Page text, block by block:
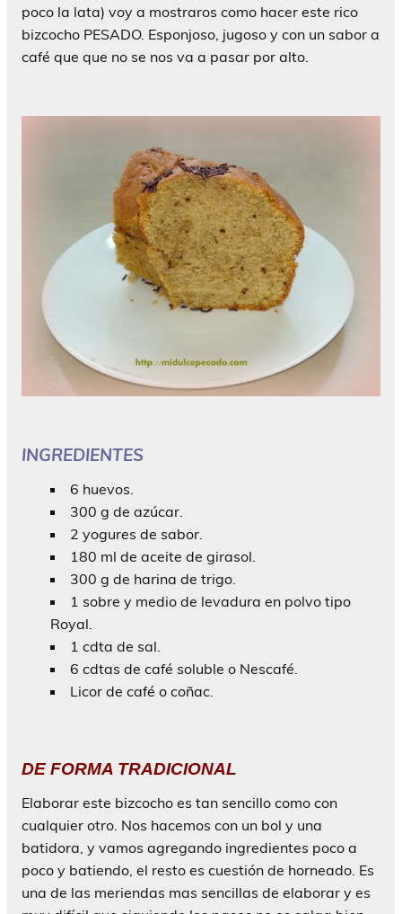
poco la lata) voy a mostraros como hacer este rico
bizcocho PESADO. Esponjoso, jugoso y con un sabor a
café que que no se nos va a pasar por alto.
INGREDIENTES
6 huevos.
300 g de azúcar.
2 yogures de sabor.
180 ml de aceite de girasol.
300 g de harina de trigo.
1 sobre y medio de levadura en polvo tipo
Royal.
1 cdta de sal.
6 cdtas de café soluble o Nescafé.
Licor de café o coñac.
DE FORMA TRADICIONAL
Elaborar este bizcocho es tan sencillo como con
cualquier otro. Nos hacemos con un bol y una
batidora, y vamos agregando ingredientes poco a
poco y batiendo, el resto es cuestión de horneado. Es
una de las meriendas mas sencillas de elaborar y es